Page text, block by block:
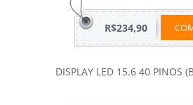
R$234,90
DISPLAY LED 15.6 40 PINOS